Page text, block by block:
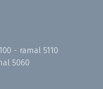
- ramal 5110
5060